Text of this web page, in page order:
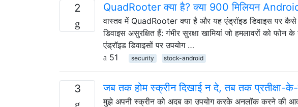
2 QuadRooter क्या है? क्या 900 मिलियन Android
वास्तव में QuadRooter क्या है और यह एंड्रॉइड डिवाइस पर
डिवाइस असुरक्षित हैं: गंभीर सुरक्षा खामियां जो हमलावरों को
एंड्रॉइड डिवाइसों पर उपयोग …
51
security stock-android
3 जब तक होम स्क्रीन दिखाई न दे, तब तक प्रतीक्षा-
मुझे अपनी स्क्रीन को अदब का उपयोग करके अनलॉक करने की